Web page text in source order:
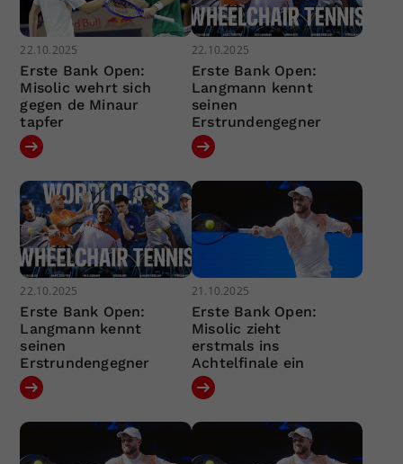
22.10.2025
Erste Bank Open:
Misolic wehrt sich
gegen de Minaur
tapfer
22.10.2025
Erste Bank Open:
Langmann kennt
seinen
Erstrundengegner
22.10.2025
Erste Bank Open:
Langmann kennt
seinen
Erstrundengegner
21.10.2025
Erste Bank Open:
Misolic zieht
erstmals ins
Achtelfinale ein